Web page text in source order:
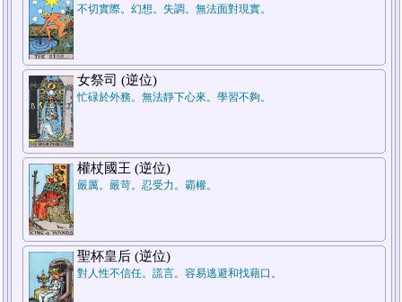
1
補牌 2
補牌 3
補牌
不切實際。幻想。失調。無法面對現實。
女祭司 (逆位)
忙碌於外務。無法靜下心來。學習不夠。
權杖國王 (逆位)
嚴厲。嚴苛。忍受力。霸權。
聖杯皇后 (逆位)
對人性不信任。謊言。容易逃避和找藉口。